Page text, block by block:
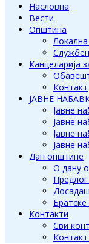
Насловна
Вести
Општина
Канцеларија
Контакт
ЈАВНЕ
Јавне
Јавне
Јавне
Јавне
Дан општине
О дану
Контакти
Сви